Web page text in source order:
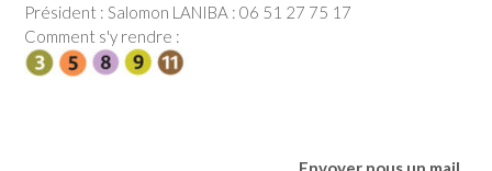
Président : Salomon LANIBA : 06 51 27 75 17
Comment s'y rendre :